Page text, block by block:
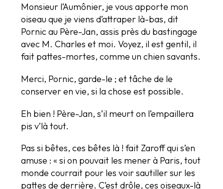
Monsieur l’Aumônier, je vous apporte mon
oiseau que je viens d’attraper là-bas, dit
Pornic au Père-Jan, assis près du bastingage
avec M. Charles et moi. Voyez, il est gentil, il
fait pattes-mortes, comme un chien savants.
Merci, Pornic, garde-le ; et tâche de le
conserver en vie, si la chose est possible.
Eh bien ! Père-Jan, s’il meurt on l’empaillera
pis v’là tout.
Pas si bêtes, ces bêtes là ! fait Zaroff qui s’en
amuse : « si on pouvait les mener à Paris, tout
monde courrait pour les voir sautiller sur les
pattes de derrière. C’est drôle, ces oiseaux-là